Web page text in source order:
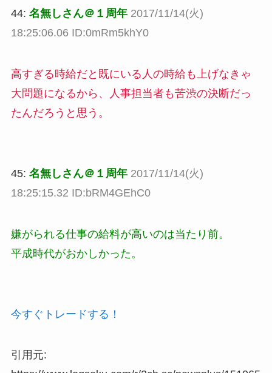
44: 名無しさん＠１周年 2017/11/14(火)
18:25:06.06 ID:0mRm5khY0
高すぎる時給だと既にいる人の時給も上げなきゃ
大問題になるから、人事担当者も苦渋の決断だっ
たんだろうと思う。
45: 名無しさん＠１周年 2017/11/14(火)
18:25:15.32 ID:bRM4GEhC0
嫌がられる仕事の給料が高いのは当たり前。
平成時代がおかしかった。
今すぐトレードする！
引用元: